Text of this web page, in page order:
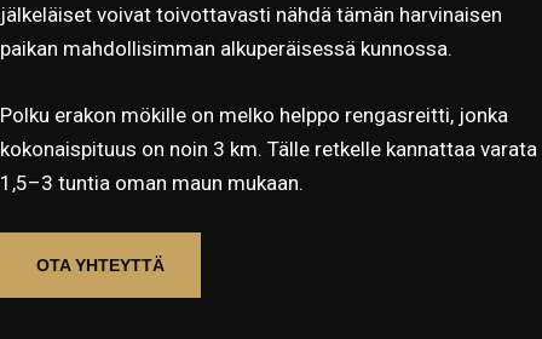
jälkeläiset voivat toivottavasti nähdä tämän harvinaisen
paikan mahdollisimman alkuperäisessä kunnossa.
Polku erakon mökille on melko helppo rengasreitti, jonka
kokonaispituus on noin 3 km. Tälle retkelle kannattaa varata
1,5–3 tuntia oman maun mukaan.
OTA YHTEYTTÄ